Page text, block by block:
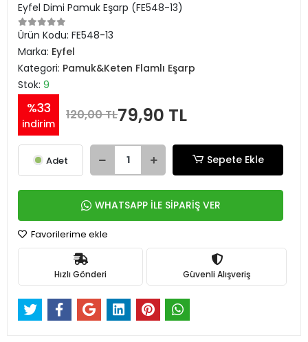
Eyfel Dimi Pamuk Eşarp (FE548-13)
Ürün Kodu: FE548-13
Marka: Eyfel
Kategori: Pamuk&Keten Flamlı Eşarp
Stok: 9
%33
indirim
120,00 TL79,90 TL
Adet Sepete Ekle
WHATSAPP İLE SİPARİŞ VER
Favorilerime ekle
Hızlı Gönderi Güvenli Alışveriş